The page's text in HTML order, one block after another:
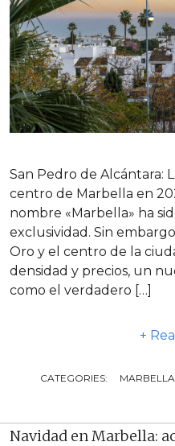
San Pedro de Alcántara:
centro de Marbella en
nombre «Marbella» ha
exclusividad. Sin
Oro y el centro de la
densidad y precios, un
como el verdadero […]
+
CATEGORIES: MARBELLA
Navidad en Marbella: